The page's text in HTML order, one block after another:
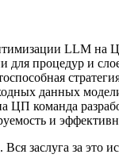
LLM на
для процедур и
данных
ЦП команда
и
. Вся заслуга за это